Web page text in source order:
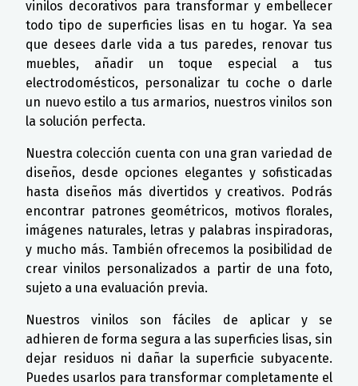
vinilos decorativos para transformar y embellecer
todo tipo de superficies lisas en tu hogar. Ya sea
que desees darle vida a tus paredes, renovar tus
muebles, añadir un toque especial a tus
electrodomésticos, personalizar tu coche o darle
un nuevo estilo a tus armarios, nuestros vinilos son
la solución perfecta.
Nuestra colección cuenta con una gran variedad de
diseños, desde opciones elegantes y sofisticadas
hasta diseños más divertidos y creativos. Podrás
encontrar patrones geométricos, motivos florales,
imágenes naturales, letras y palabras inspiradoras,
y mucho más. También ofrecemos la posibilidad de
crear vinilos personalizados a partir de una foto,
sujeto a una evaluación previa.
Nuestros vinilos son fáciles de aplicar y se
adhieren de forma segura a las superficies lisas, sin
dejar residuos ni dañar la superficie subyacente.
Puedes usarlos para transformar completamente el